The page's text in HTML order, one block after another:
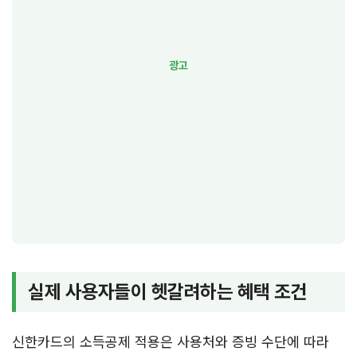
실제 사용자들이 헷갈려하는 혜택 조건
신한카드의 소득공제 적용은 사용처와 증빙 수단에 따라